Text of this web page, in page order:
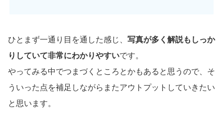
ひとまず一通り目を通した感じ、 写真が多く解説もしっか
りしていて非常にわかりやすいです。
やってみる中でつまづくところとかもあると思うので、そ
ういった点を補足しながらまたアウトプットしていきたい
と思います。